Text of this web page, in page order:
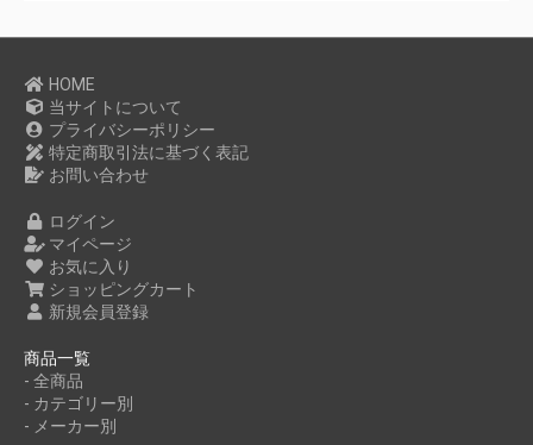
HOME
当サイトについて
プライバシーポリシー
特定商取引法に基づく表記
お問い合わせ
ログイン
マイページ
お気に入り
ショッピングカート
新規会員登録
商品一覧
- 全商品
- カテゴリー別
- メーカー別